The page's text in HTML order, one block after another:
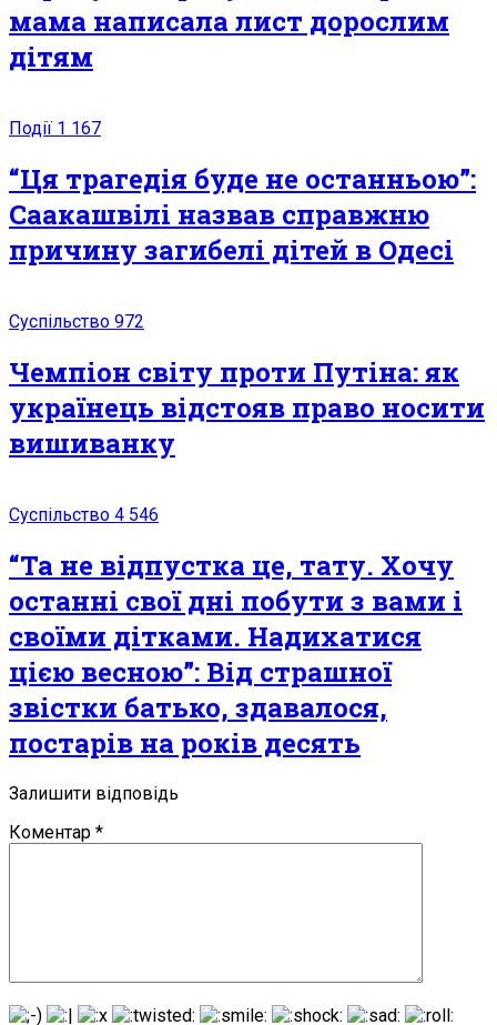
мама написала лист дорослим
дітям
Події 1 167
“Ця трaгeдiя буде не останньою”:
Саакашвілі назвав справжню
причину зaгибeлі дітей в Одесі
Суспільство 972
Чемпіон світу проти Путіна: як
українець відстояв право носити
вишиванку
Суспільство 4 546
“Та не відпустка це, тату. Хочу
останні свої дні побути з вами і
своїми дітками. Надихатися
цією весною”: Від стpaшної
звістки батько, здавалося,
постарів на років десять
Залишити відповідь
Коментар *